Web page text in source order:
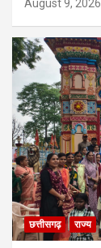
August 9, 2026
छत्तीसगढ़ राज्य